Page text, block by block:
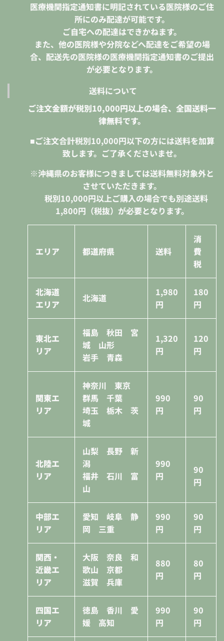
医療機関指定通知書に明記されている医院様のご住
所にのみ配達が可能です。
ご自宅への配達はできかねます。
また、他の医院様や分院などへ配達をご希望の場
合、配送先の医院様の医療機関指定通知書のご提出
が必要となります。
送料について
ご注文金額が税別10,000円以上の場合、全国送料一
律無料です。
■ご注文合計税別10,000円以下の方には送料を加算
致します。ご了承くださいませ。
※沖縄県のお客様につきましては送料無料対象外と
させていただきます。
税別10,000円以上ご購入の場合でも別途送料
1,800円（税抜）が必要となります。
エリア 都道府県 送料
消
費
税
北海道
エリア
北海道
1,980
円
180
円
東北エ
リア
福島 秋田 宮
城 山形
岩手 青森
1,320
円
120
円
関東エ
リア
神奈川 東京
群馬 千葉
埼玉 栃木 茨
城
990
円
90
円
北陸エ
リア
山梨 長野 新
潟
福井 石川 富
山
990
円
90
円
中部エ
リア
愛知 岐阜 静
岡 三重
990
円
90
円
関西・
近畿エ
リア
大阪 奈良 和
歌山 京都
滋賀 兵庫
880
円
80
円
四国エ
リア
徳島 香川 愛
媛 高知
990
円
90
円